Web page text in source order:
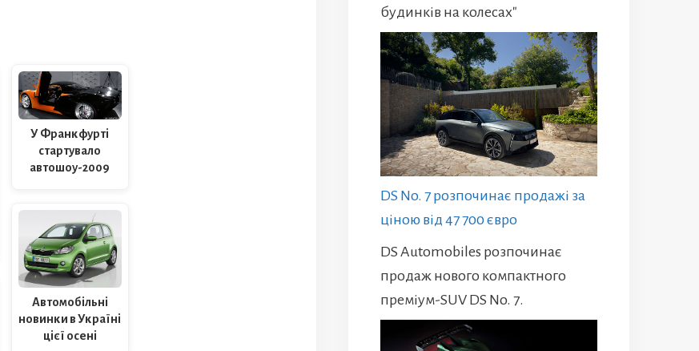
У Франкфурті
стартувало
автошоу-2009
Автомобільні
новинки в Україні
цієї осені
будинків на колесах"
DS No. 7 розпочинає продажі за
ціною від 47 700 євро
DS Automobiles розпочинає
продаж нового компактного
преміум-SUV DS No. 7.